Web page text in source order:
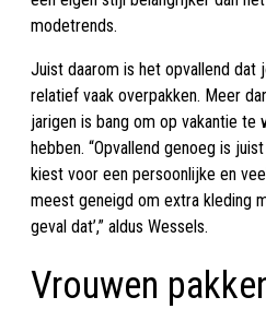
modetrends.
Juist daarom is het opvallend dat
relatief vaak overpakken. Meer
jarigen is bang om op vakantie te
hebben. “Opvallend genoeg is
kiest voor een persoonlijke en
meest geneigd om extra kleding
geval dat’,” aldus Wessels.
Vrouwen